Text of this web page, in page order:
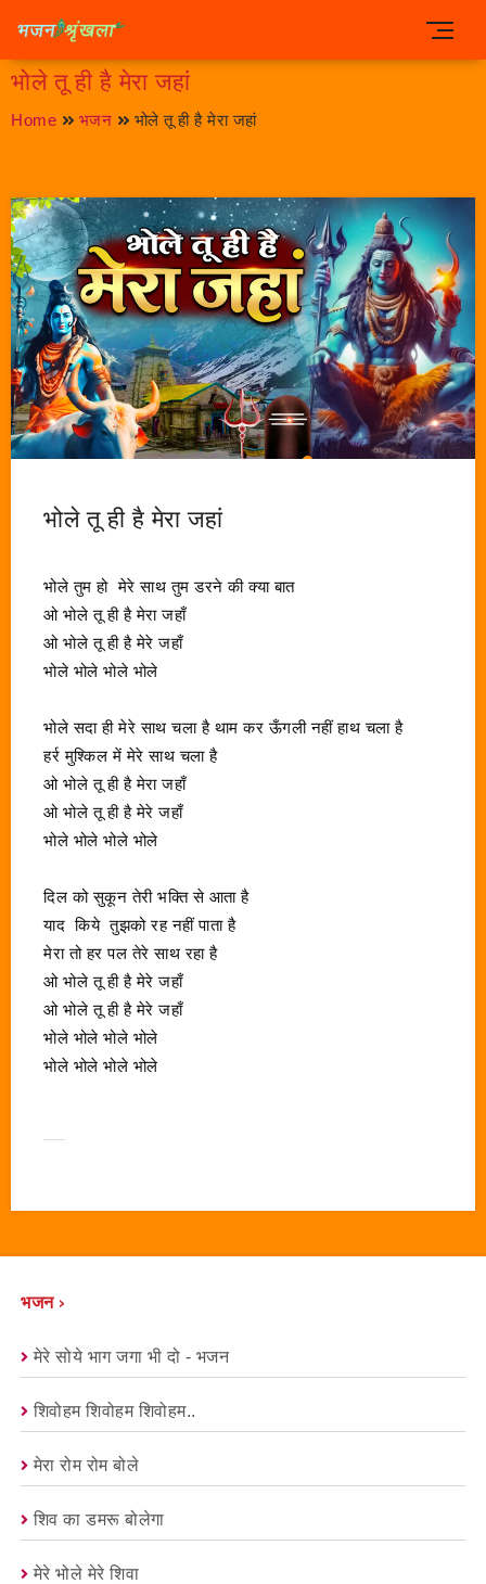
भोले तू ही है मेरा जहां
Home भजन भोले तू ही है मेरा जहां
भोले तू ही है मेरा जहां
भोले तुम हो मेरे साथ तुम डरने की क्या बात
ओ भोले तू ही है मेरा जहाँ
ओ भोले तू ही है मेरे जहाँ
भोले भोले भोले भोले
भोले सदा ही मेरे साथ चला है थाम कर ऊँगली नहीं हाथ चला है
हर्र मुश्किल में मेरे साथ चला है
ओ भोले तू ही है मेरा जहाँ
ओ भोले तू ही है मेरे जहाँ
भोले भोले भोले भोले
दिल को सुकून तेरी भक्ति से आता है
याद किये तुझको रह नहीं पाता है
मेरा तो हर पल तेरे साथ रहा है
ओ भोले तू ही है मेरे जहाँ
ओ भोले तू ही है मेरे जहाँ
भोले भोले भोले भोले
भोले भोले भोले भोले
भजन ›
मेरे सोये भाग जगा भी दो - भजन
शिवोहम शिवोहम शिवोहम..
मेरा रोम रोम बोले
शिव का डमरू बोलेगा
मेरे भोले मेरे शिवा